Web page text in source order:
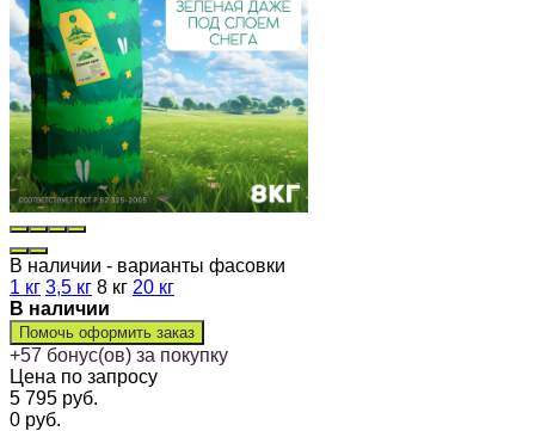
В наличии - варианты фасовки
1 кг 3,5 кг 8 кг 20 кг
В наличии
Помочь оформить заказ
+57 бонус(ов) за покупку
Цена по запросу
5 795 руб.
0 руб.